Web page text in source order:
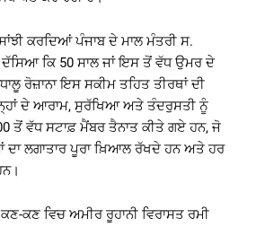
ਕਰਦਿਆਂ ਪੰਜਾਬ ਦੇ ਮਾਲ ਮੰਤਰੀ ਸ.
ਕਿ 50 ਸਾਲ ਜਾਂ ਇਸ ਤੋਂ ਵੱਧ ਉਮਰ ਦੇ
ਰੋਜ਼ਾਨਾ ਇਸ ਸਕੀਮ ਤਹਿਤ ਤੀਰਥਾਂ ਦੀ
ਦੇ ਆਰਾਮ, ਸੁਰੱਖਿਆ ਅਤੇ ਤੰਦਰੁਸਤੀ ਨੂੰ
ਤੋਂ ਵੱਧ ਸਟਾਫ਼ ਮੈਂਬਰ ਤੈਨਾਤ ਕੀਤੇ ਗਏ ਹਨ, ਜੋ
ਦਾ ਲਗਾਤਾਰ ਪੂਰਾ ਖ਼ਿਆਲ ਰੱਖਦੇ ਹਨ ਅਤੇ ਹਰ
ਕਣ ਵਿਚ ਅਮੀਰ ਰੂਹਾਨੀ ਵਿਰਾਸਤ ਰਮੀ